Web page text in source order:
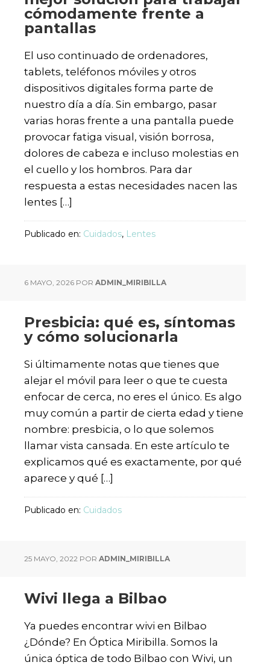
cómodamente frente a
pantallas
El uso continuado de ordenadores,
tablets, teléfonos móviles y otros
dispositivos digitales forma parte de
nuestro día a día. Sin embargo, pasar
varias horas frente a una pantalla puede
provocar fatiga visual, visión borrosa,
dolores de cabeza e incluso molestias en
el cuello y los hombros. Para dar
respuesta a estas necesidades nacen las
lentes […]
Publicado en: Cuidados, Lentes
6 MAYO, 2026 POR ADMIN_MIRIBILLA
Presbicia: qué es, síntomas
y cómo solucionarla
Si últimamente notas que tienes que
alejar el móvil para leer o que te cuesta
enfocar de cerca, no eres el único. Es algo
muy común a partir de cierta edad y tiene
nombre: presbicia, o lo que solemos
llamar vista cansada. En este artículo te
explicamos qué es exactamente, por qué
aparece y qué […]
Publicado en: Cuidados
25 MAYO, 2022 POR ADMIN_MIRIBILLA
Wivi llega a Bilbao
Ya puedes encontrar wivi en Bilbao
¿Dónde? En Óptica Miribilla. Somos la
única óptica de todo Bilbao con Wivi, un